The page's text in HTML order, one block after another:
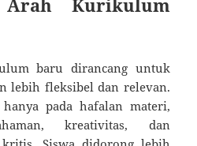
baru dirancang untuk
lebih fleksibel dan relevan.
pada hafalan materi,
kreativitas, dan